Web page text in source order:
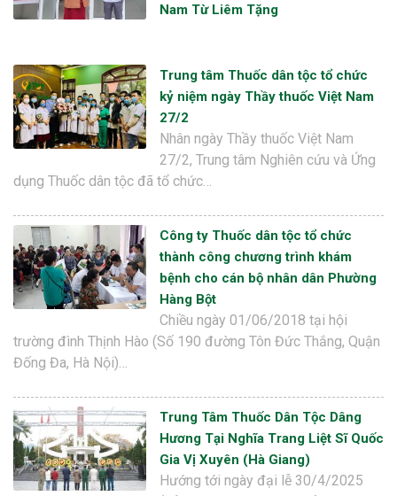
Nam Từ Liêm Tặng
Trung tâm Thuốc dân tộc tổ chức
kỷ niệm ngày Thầy thuốc Việt Nam
27/2
Nhân ngày Thầy thuốc Việt Nam
27/2, Trung tâm Nghiên cứu và Ứng
dụng Thuốc dân tộc đã tổ chức…
Công ty Thuốc dân tộc tổ chức
thành công chương trình khám
bệnh cho cán bộ nhân dân Phường
Hàng Bột
Chiều ngày 01/06/2018 tại hội
trường đình Thịnh Hào (Số 190 đường Tôn Đức Thắng, Quận
Đống Đa, Hà Nội)…
Trung Tâm Thuốc Dân Tộc Dâng
Hương Tại Nghĩa Trang Liệt Sĩ Quốc
Gia Vị Xuyên (Hà Giang)
Hướng tới ngày đại lễ 30/4/2025